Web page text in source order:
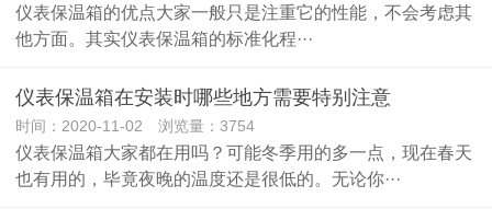
仪表保温箱的优点大家一般只是注重它的性能，不会考虑其
他方面。其实仪表保温箱的标准化程···
仪表保温箱在安装时哪些地方需要特别注意
时间：2020-11-02 浏览量：3754
仪表保温箱大家都在用吗？可能冬季用的多一点，现在春天
也有用的，毕竟夜晚的温度还是很低的。无论你···